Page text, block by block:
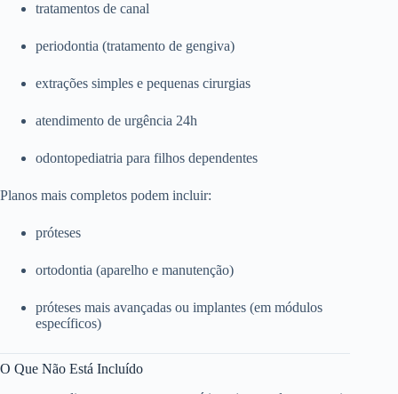
tratamentos de canal
periodontia (tratamento de gengiva)
extrações simples e pequenas cirurgias
atendimento de urgência 24h
odontopediatria para filhos dependentes
Planos mais completos podem incluir:
próteses
ortodontia (aparelho e manutenção)
próteses mais avançadas ou implantes (em módulos
específicos)
O Que Não Está Incluído